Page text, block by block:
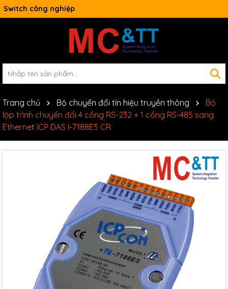
Switch công nghiệp
Trang chủ Bộ chuyển đổi tín hiệu truyền thông
Bộ
lập trình chuyển đổi 4 cổng RS-232 + 1 cổng RS-485 sang
Ethernet ICP DAS I-7188E5 CR